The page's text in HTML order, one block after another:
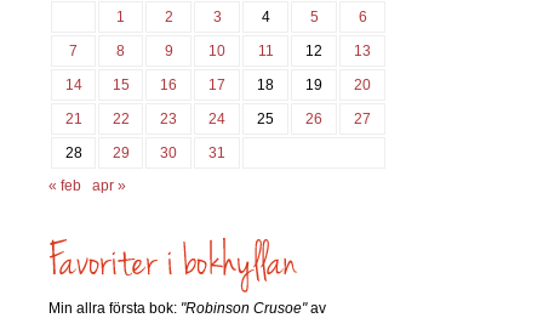
1
2 3 4 5
6
7
8 9 10 11 12
13
14
15 16 17 18 19
20
21
22 23 24 25 26
27
28
29 30
31
« feb
apr »
Min allra första bok: "Robinson Crusoe"av